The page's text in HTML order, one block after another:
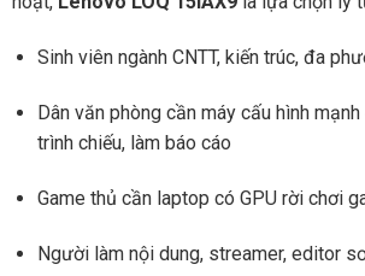
Sinh viên ngành CNTT, kiến trúc, đa
Dân văn phòng cần máy cấu hình
trình chiếu, làm báo cáo
Game thủ cần laptop có GPU rời chơi
Người làm nội dung, streamer, editor